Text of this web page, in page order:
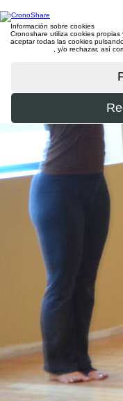
Información sobre cookies
Cronoshare utiliza cookies
aceptar todas las cookies
, y/o rechazar, así